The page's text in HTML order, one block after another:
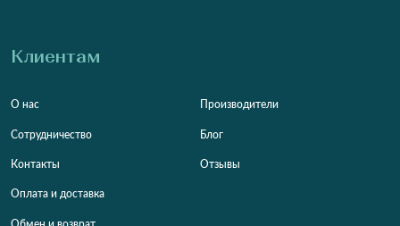
Клиентам
О нас
Сотрудничество
Контакты
Оплата и доставка
Производители
Блог
Отзывы